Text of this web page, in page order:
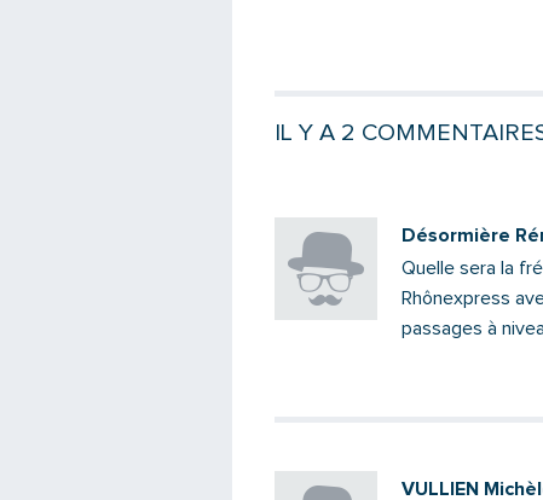
IL Y A 2
Désormière
Quelle sera la
Rhônexpress
passages à
VULLIEN